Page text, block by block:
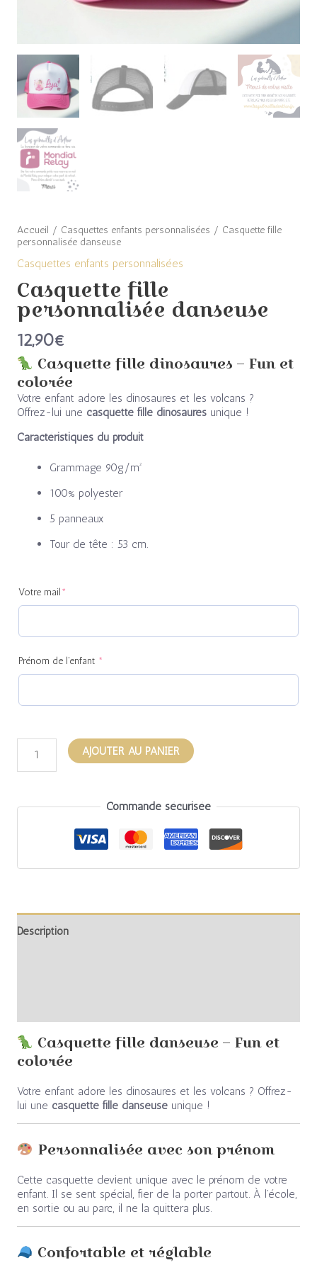
Accueil / Casquettes enfants personnalisées / Casquette fille
personnalisée danseuse
Casquettes enfants personnalisées
Casquette fille
personnalisée danseuse
12,90€
Casquette fille dinosaures – Fun et
colorée
Votre enfant adore les dinosaures et les volcans ?
Offrez-lui une casquette fille dinosauresunique !
Caractéristiques du produit
Grammage 90g/m²
100% polyester
5 panneaux
Tour de tête : 53 cm.
Votre mail*
Prénom de l'enfant *
AJOUTER AU PANIER
Commande sécurisée
Description
Casquette fille danseuse – Fun et
colorée
Votre enfant adore les dinosaures et les volcans ? Offrez-
lui une casquette fille danseuseunique !
Personnalisée avec son prénom
Cette casquette devient unique avec le prénom de votre
enfant. Il se sent spécial, fier de la porter partout. À l’école,
en sortie ou au parc, il ne la quittera plus.
Confortable et réglable